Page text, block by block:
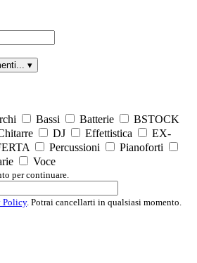
▾
Bassi Batterie
BSTOCK
DJ Effettistica
EX-
Percussioni
Pianoforti
Voce
per continuare.
Policy. Potrai cancellarti in qualsiasi momento.